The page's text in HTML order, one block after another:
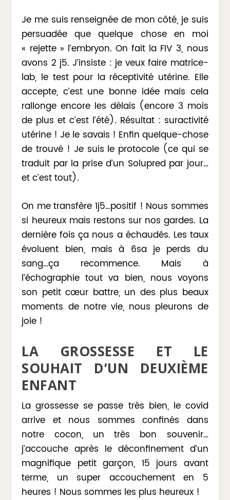
Je me suis renseignée de mon côté, je suis
persuadée que quelque chose en moi
« rejette » l’embryon. On fait la FIV 3, nous
avons 2 j5. J’insiste : je veux faire matrice-
lab, le test pour la réceptivité utérine. Elle
accepte, c’est une bonne idée mais cela
rallonge encore les délais (encore 3 mois
de plus et c’est l’été). Résultat : suractivité
utérine ! Je le savais ! Enfin quelque-chose
de trouvé ! Je suis le protocole (ce qui se
traduit par la prise d’un Solupred par jour…
et c’est tout).
On me transfère 1j5…positif ! Nous sommes
si heureux mais restons sur nos gardes. La
dernière fois ça nous a échaudés. Les taux
évoluent bien, mais à 6sa je perds du
sang…ça recommence. Mais à
l’échographie tout va bien, nous voyons
son petit cœur battre, un des plus beaux
moments de notre vie, nous pleurons de
joie !
LA GROSSESSE ET LE
SOUHAIT D’UN DEUXIÈME
ENFANT
La grossesse se passe très bien, le covid
arrive et nous sommes confinés dans
notre cocon, un très bon souvenir…
j’accouche après le déconfinement d’un
magnifique petit garçon, 15 jours avant
terme, un super accouchement en 5
heures ! Nous sommes les plus heureux !